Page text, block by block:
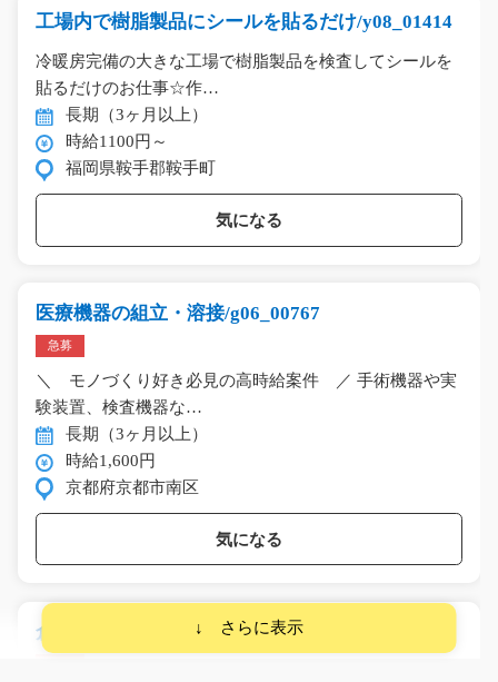
工場内で樹脂製品にシールを貼るだけ/y08_01414
冷暖房完備の大きな工場で樹脂製品を検査してシールを
貼るだけのお仕事☆作…
長期（3ヶ月以上）
時給1100円～
福岡県鞍手郡鞍手町
気になる
医療機器の組立・溶接/g06_00767
急募
＼ モノづくり好き必見の高時給案件 ／ 手術機器や実
験装置、検査機器な…
長期（3ヶ月以上）
時給1,600円
京都府京都市南区
気になる
倉庫内でフォークリフトのお仕事です/y03_01144